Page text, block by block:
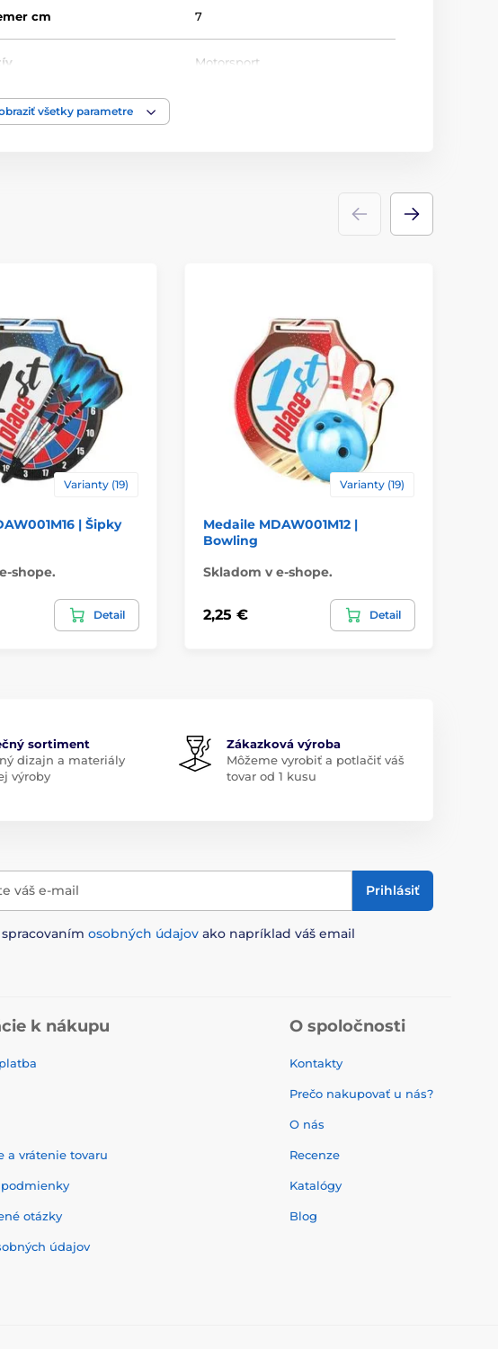
cm 7
Motorsport
oceneniavšetky parametre
Varianty (19)
| Šipky
shope.
Detail
Varianty (19)
Medaile MDAW001M12 |
Bowling
Skladom v e-shope.
2,25 € Detail
sortiment
dizajn a materiály
výroby
Zákazková výroba
Môžeme vyrobiť a potlačiť váš
tovar od 1 kusu
váš e-mail Prihlásiť
osobných údajov ako napríklad váš email
k nákupu
a vrátenie tovaru
otázky
údajov
O spoločnosti
Kontakty
Prečo nakupovať u nás?
O nás
Recenze
Katalógy
Blog